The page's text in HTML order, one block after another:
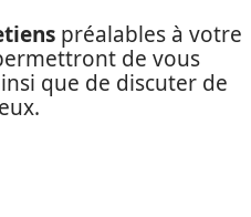
préalables à votre
de vous
que de discuter de